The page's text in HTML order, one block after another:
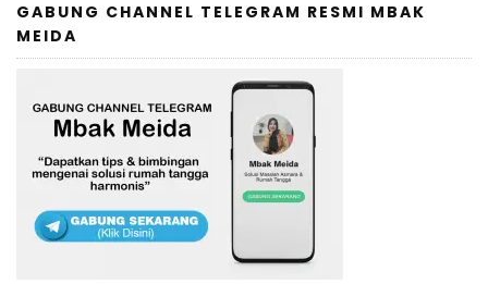
GABUNG CHANNEL TELEGRAM RESMI MBAK
MEIDA